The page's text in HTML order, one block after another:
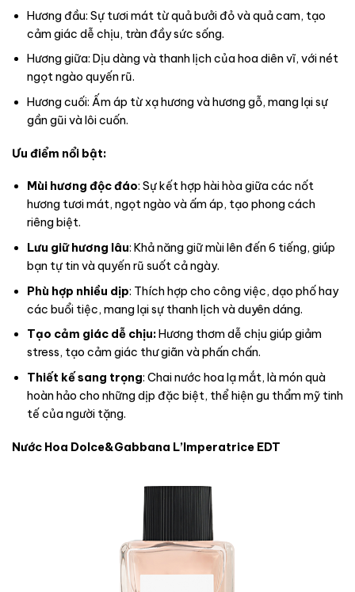
Hương đầu: Sự tươi mát từ quả bưởi đỏ và quả cam, tạo
cảm giác dễ chịu, tràn đầy sức sống.
Hương giữa: Dịu dàng và thanh lịch của hoa diên vĩ, với nét
ngọt ngào quyến rũ.
Hương cuối: Ấm áp từ xạ hương và hương gỗ, mang lại sự
gần gũi và lôi cuốn.
Ưu điểm nổi bật:
Mùi hương độc đáo: Sự kết hợp hài hòa giữa các nốt
hương tươi mát, ngọt ngào và ấm áp, tạo phong cách
riêng biệt.
Lưu giữ hương lâu: Khả năng giữ mùi lên đến 6 tiếng, giúp
bạn tự tin và quyến rũ suốt cả ngày.
Phù hợp nhiều dịp: Thích hợp cho công việc, dạo phố hay
các buổi tiệc, mang lại sự thanh lịch và duyên dáng.
Tạo cảm giác dễ chịu:Hương thơm dễ chịu giúp giảm
stress, tạo cảm giác thư giãn và phấn chấn.
Thiết kế sang trọng: Chai nước hoa lạ mắt, là món quà
hoàn hảo cho những dịp đặc biệt, thể hiện gu thẩm mỹ tinh
tế của người tặng.
Nước Hoa Dolce&Gabbana L’Imperatrice EDT